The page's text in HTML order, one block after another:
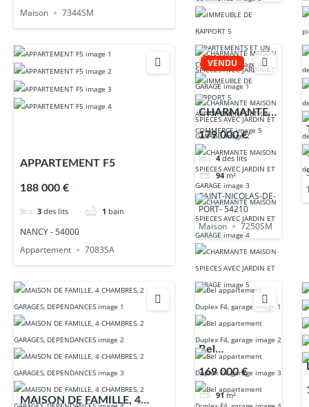
Maison
7344SM
APPARTEMENT F5
188 000 €
3 des lits 1 bain
NANCY - 54000
Appartement
7083SA
VENDU
CHARMANTE
MAISON
5PIECES AVEC
JARDIN ET
GARAGE
179 000 €
4 des lits
94 m²
SAINT-NICOLAS-DE-
PORT- 54210
Maison
7250SM
MAISON DE FAMILLE, 4
Bel
appartement
Duplex F4,
garage
169 000 €
91 m²